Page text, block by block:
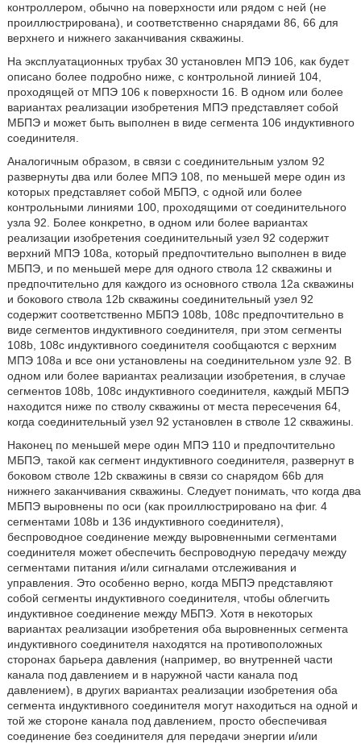
контроллером, обычно на поверхности или рядом с ней (не
проиллюстрирована), и соответственно снарядами 86, 66 для
верхнего и нижнего заканчивания скважины.
На эксплуатационных трубах 30 установлен МПЭ 106, как будет
описано более подробно ниже, с контрольной линией 104,
проходящей от МПЭ 106 к поверхности 16. В одном или более
вариантах реализации изобретения МПЭ представляет собой
МБПЭ и может быть выполнен в виде сегмента 106 индуктивного
соединителя.
Аналогичным образом, в связи с соединительным узлом 92
развернуты два или более МПЭ 108, по меньшей мере один из
которых представляет собой МБПЭ, с одной или более
контрольными линиями 100, проходящими от соединительного
узла 92. Более конкретно, в одном или более вариантах
реализации изобретения соединительный узел 92 содержит
верхний МПЭ 108a, который предпочтительно выполнен в виде
МБПЭ, и по меньшей мере для одного ствола 12 скважины и
предпочтительно для каждого из основного ствола 12а скважины
и бокового ствола 12b скважины соединительный узел 92
содержит соответственно МБПЭ 108b, 108c предпочтительно в
виде сегментов индуктивного соединителя, при этом сегменты
108b, 108c индуктивного соединителя сообщаются с верхним
МПЭ 108a и все они установлены на соединительном узле 92. В
одном или более вариантах реализации изобретения, в случае
сегментов 108b, 108c индуктивного соединителя, каждый МБПЭ
находится ниже по стволу скважины от места пересечения 64,
когда соединительный узел 92 установлен в стволе 12 скважины.
Наконец по меньшей мере один МПЭ 110 и предпочтительно
МБПЭ, такой как сегмент индуктивного соединителя, развернут в
боковом стволе 12b скважины в связи со снарядом 66b для
нижнего заканчивания скважины. Следует понимать, что когда два
МБПЭ выровнены по оси (как проиллюстрировано на фиг. 4
сегментами 108b и 136 индуктивного соединителя),
беспроводное соединение между выровненными сегментами
соединителя может обеспечить беспроводную передачу между
сегментами питания и/или сигналами отслеживания и
управления. Это особенно верно, когда МБПЭ представляют
собой сегменты индуктивного соединителя, чтобы облегчить
индуктивное соединение между МБПЭ. Хотя в некоторых
вариантах реализации изобретения оба выровненных сегмента
индуктивного соединителя находятся на противоположных
сторонах барьера давления (например, во внутренней части
канала под давлением и в наружной части канала под
давлением), в других вариантах реализации изобретения оба
сегмента индуктивного соединителя могут находиться на одной и
той же стороне канала под давлением, просто обеспечивая
соединение без соединителя для передачи энергии и/или